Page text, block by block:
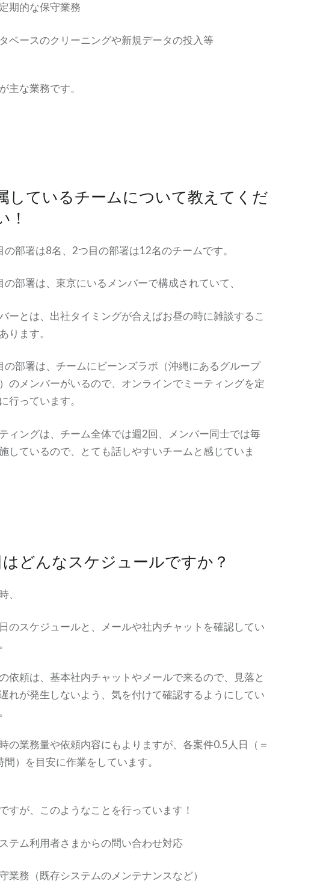
期的な保守業務
ベースのクリーニングや新規データの投入等
主な業務です。
しているチームについて教えてくだ
！
の部署は8名、2つ目の部署は12名のチームです。
の部署は、東京にいるメンバーで構成されていて、
ーとは、出社タイミングが合えばお昼の時に雑談するこ
ります。
の部署は、チームにビーンズラボ（沖縄にあるグループ
のメンバーがいるので、オンラインでミーティングを定
行っています。
ィングは、チーム全体では週2回、メンバー同士では毎
しているので、とても話しやすいチームと感じていま
どんなスケジュールですか？
、
のスケジュールと、メールや社内チャットを確認してい
依頼は、基本社内チャットやメールで来るので、見落と
れが発生しないよう、気を付けて確認するようにしてい
の業務量や依頼内容にもよりますが、各案件0.5人日（＝
間）を目安に作業をしています。
すが、このようなことを行っています！
ステム利用者さまからの問い合わせ対応
業務（既存システムのメンテナンスなど）